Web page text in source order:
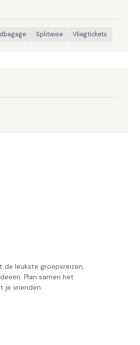
Splitwise Vliegtickets
de leukste groepsreizen,
Plan samen het
je vrienden.